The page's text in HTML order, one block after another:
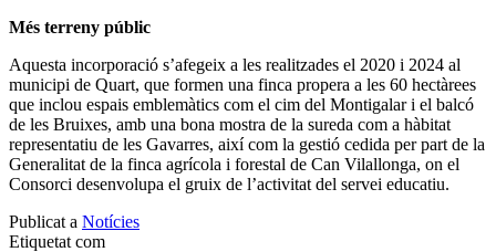
Més terreny públic
Aquesta incorporació s’afegeix a les realitzades el 2020 i 2024 al
municipi de Quart, que formen una finca propera a les 60 hectàrees
que inclou espais emblemàtics com el cim del Montigalar i el balcó
de les Bruixes, amb una bona mostra de la sureda com a hàbitat
representatiu de les Gavarres, així com la gestió cedida per part de la
Generalitat de la finca agrícola i forestal de Can Vilallonga, on el
Consorci desenvolupa el gruix de l’activitat del servei educatiu.
Publicat a Notícies
Etiquetat com